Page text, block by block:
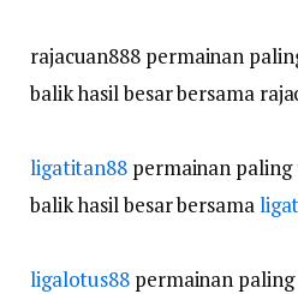
rajacuan888 permainan
balik hasil besar bersama
ligatitan88 permainan
balik hasil besar bersama
ligalotus88 permainan